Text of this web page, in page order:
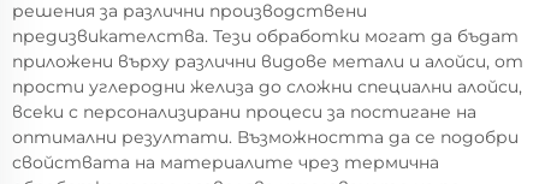
решения за различни производствени
предизвикателства. Тези обработки могат да бъдат
приложени върху различни видове метали и алойси, от
прости углеродни желиза до сложни специални алойси,
всеки с персонализирани процеси за постигане на
оптимални резултати. Възможността да се подобри
свойствата на материалите чрез термична